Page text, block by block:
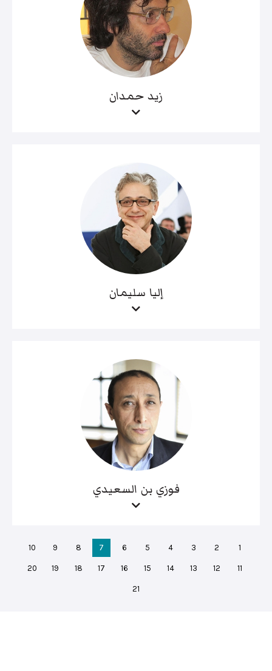
زيد حمدان
إليا سليمان
فوزي بن السعيدي
1
2
3
4
5
6
7
8
9
10
11
12
13
14
15
16
17
18
19
20
21